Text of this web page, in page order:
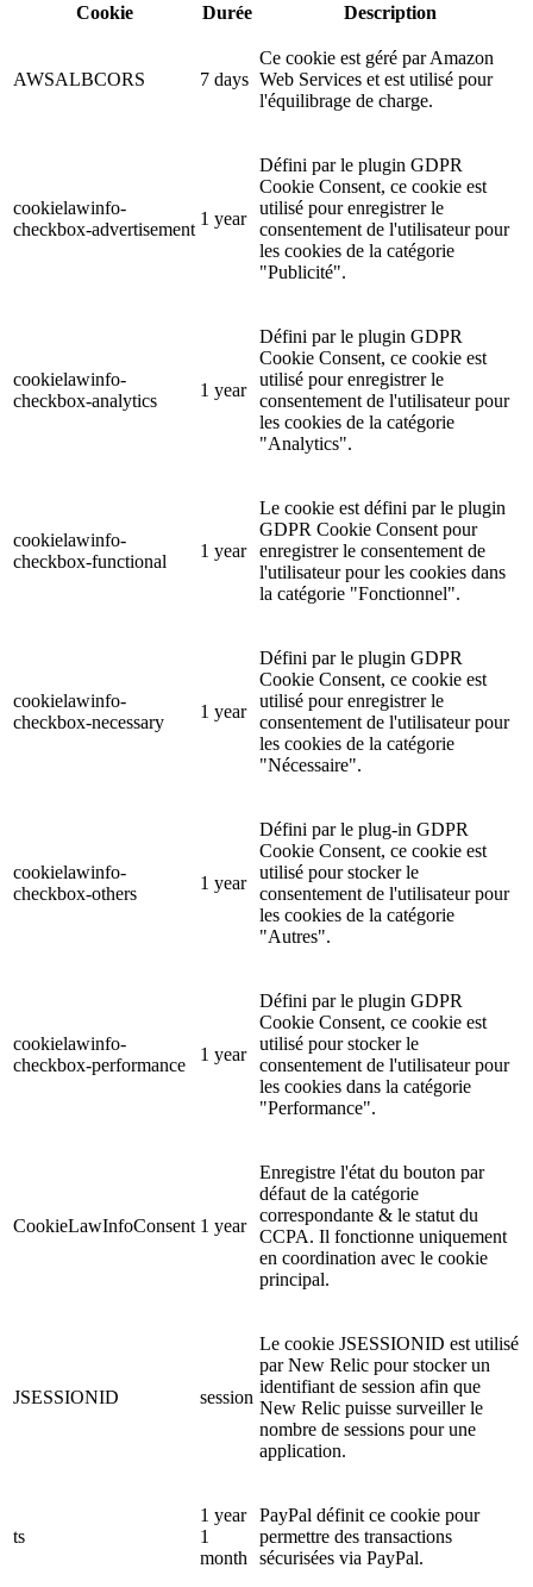
Cookie
Durée Description
AWSALBCORS 7 days
Ce cookie est géré par Amazon
Web Services et est utilisé pour
l'équilibrage de charge.
cookielawinfo-
checkbox-advertisement
1 year
Défini par le plugin GDPR
Cookie Consent, ce cookie est
utilisé pour enregistrer le
consentement de l'utilisateur pour
les cookies de la catégorie
"Publicité".
cookielawinfo-
checkbox-analytics
1 year
Défini par le plugin GDPR
Cookie Consent, ce cookie est
utilisé pour enregistrer le
consentement de l'utilisateur pour
les cookies de la catégorie
"Analytics".
cookielawinfo-
checkbox-functional
1 year
Le cookie est défini par le plugin
GDPR Cookie Consent pour
enregistrer le consentement de
l'utilisateur pour les cookies dans
la catégorie "Fonctionnel".
cookielawinfo-
checkbox-necessary
1 year
Défini par le plugin GDPR
Cookie Consent, ce cookie est
utilisé pour enregistrer le
consentement de l'utilisateur pour
les cookies de la catégorie
"Nécessaire".
cookielawinfo-
checkbox-others
1 year
Défini par le plug-in GDPR
Cookie Consent, ce cookie est
utilisé pour stocker le
consentement de l'utilisateur pour
les cookies de la catégorie
"Autres".
cookielawinfo-
checkbox-performance
1 year
Défini par le plugin GDPR
Cookie Consent, ce cookie est
utilisé pour stocker le
consentement de l'utilisateur pour
les cookies dans la catégorie
"Performance".
CookieLawInfoConsent 1 year
Enregistre l'état du bouton par
défaut de la catégorie
correspondante & le statut du
CCPA. Il fonctionne uniquement
en coordination avec le cookie
principal.
JSESSIONID session
Le cookie JSESSIONID est utilisé
par New Relic pour stocker un
identifiant de session afin que
New Relic puisse surveiller le
nombre de sessions pour une
application.
ts
1 year
1
month
PayPal définit ce cookie pour
permettre des transactions
sécurisées via PayPal.